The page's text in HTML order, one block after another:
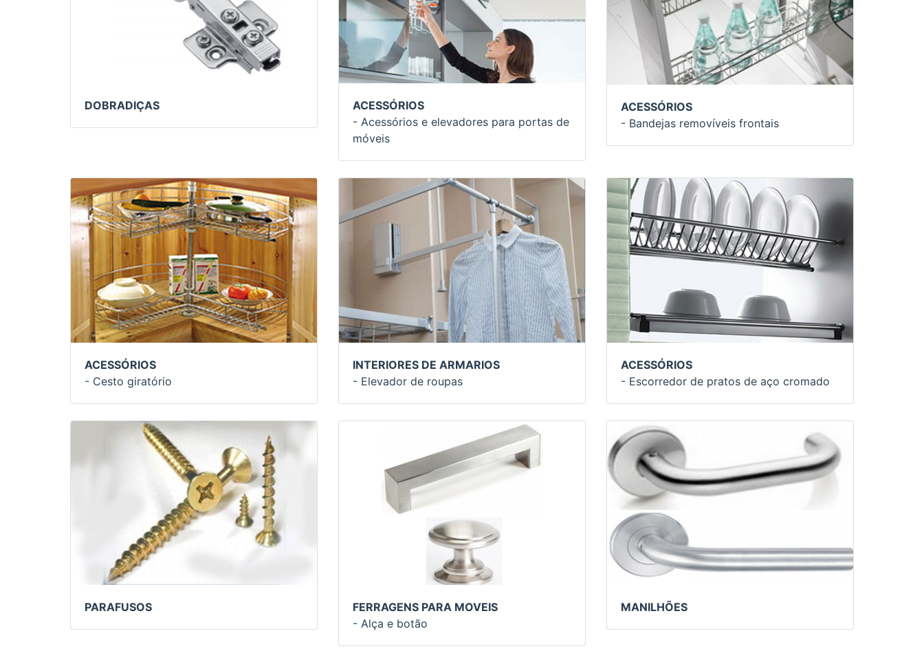
DOBRADIÇAS
ACESSÓRIOS
- Acessórios e elevadores para portas de
móveis
ACESSÓRIOS
- Bandejas removíveis frontais
ACESSÓRIOS
- Cesto giratório
INTERIORES DE ARMARIOS
- Elevador de roupas
ACESSÓRIOS
- Escorredor de pratos de aço cromado
PARAFUSOS
FERRAGENS PARA MOVEIS
- Alça e botão
MANILHÕES